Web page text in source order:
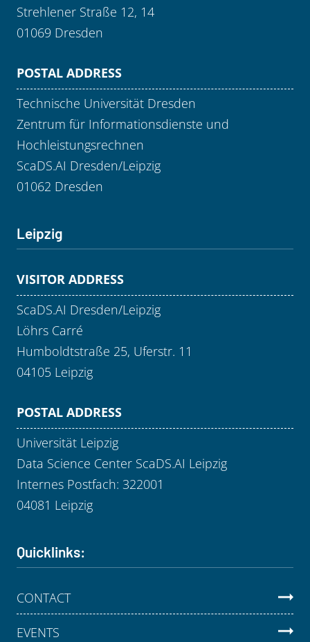
Strehlener Straße 12, 14
01069 Dresden
POSTAL ADDRESS
Technische Universität Dresden
Zentrum für Informationsdienste und
Hochleistungsrechnen
ScaDS.AI Dresden/Leipzig
01062 Dresden
Leipzig
VISITOR ADDRESS
ScaDS.AI Dresden/Leipzig
Löhrs Carré
Humboldtstraße 25, Uferstr. 11
04105 Leipzig
POSTAL ADDRESS
Universität Leipzig
Data Science Center ScaDS.AI Leipzig
Internes Postfach: 322001
04081 Leipzig
Quicklinks:
CONTACT
EVENTS